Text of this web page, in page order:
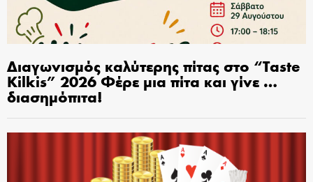
Διαγωνισμός καλύτερης πίτας στο “Taste
Kilkis” 2026 Φέρε μια πίτα και γίνε …
διασημόπιτα!